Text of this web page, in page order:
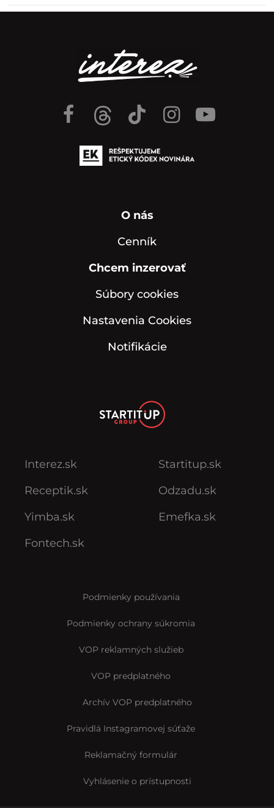
O nás
Cenník
Chcem inzerovať
Súbory cookies
Nastavenia Cookies
Notifikácie
Interez.sk
Receptik.sk
Yimba.sk
Fontech.sk
Startitup.sk
Odzadu.sk
Emefka.sk
Podmienky používania
Podmienky ochrany súkromia
VOP reklamných služieb
VOP predplatného
Archív VOP predplatného
Pravidlá Instagramovej súťaže
Reklamačný formulár
Vyhlásenie o prístupnosti